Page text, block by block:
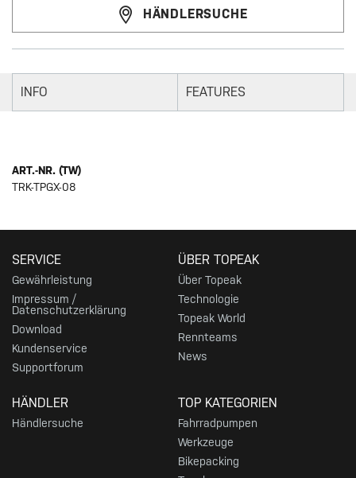
HÄNDLERSUCHE
INFO FEATURES
ART.-NR. (TW)
TRK-TPGX-08
SERVICE
Gewährleistung
Impressum /
Datenschutzerklärung
Download
Kundenservice
Supportforum
ÜBER TOPEAK
Über Topeak
Technologie
Topeak World
Rennteams
News
HÄNDLER
Händlersuche
TOP KATEGORIEN
Fahrradpumpen
Werkzeuge
Bikepacking